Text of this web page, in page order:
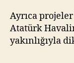
Ayrıca
Atatürk
yakınlığıyla